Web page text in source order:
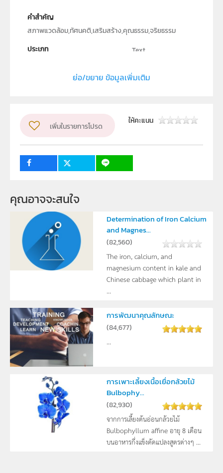
คำสำคัญ
สภาพแวดล้อม,ทัศนคติ,เสริมสร้าง,คุณธรรม,จริยธรรม
ประเภท
Text
ระดับชั้น
ม.4, ม.5, ม.6
ย่อ/ขยาย ข้อมูลเพิ่มเติม
เพิ่มในรายการโปรด
ให้คะแนน
คุณอาจจะสนใจ
Determination of Iron Calcium
and Magnes...
(82,560)
The iron, calcium, and
magnesium content in kale and
Chinese cabbage which plant in
...
การพัฒนาคุณลักษณะ
(84,677)
...
การเพาะเลี้ยงเนื้อเยื่อกล้วยไม้
Bulbophy...
(82,930)
จากการเลี้ยงต้นอ่อนกล้วยไม้
Bulbophyllum affine อายุ 8 เดือน
บนอาหารกึ่งแข็งดัดแปลงสูตรต่างๆ ...